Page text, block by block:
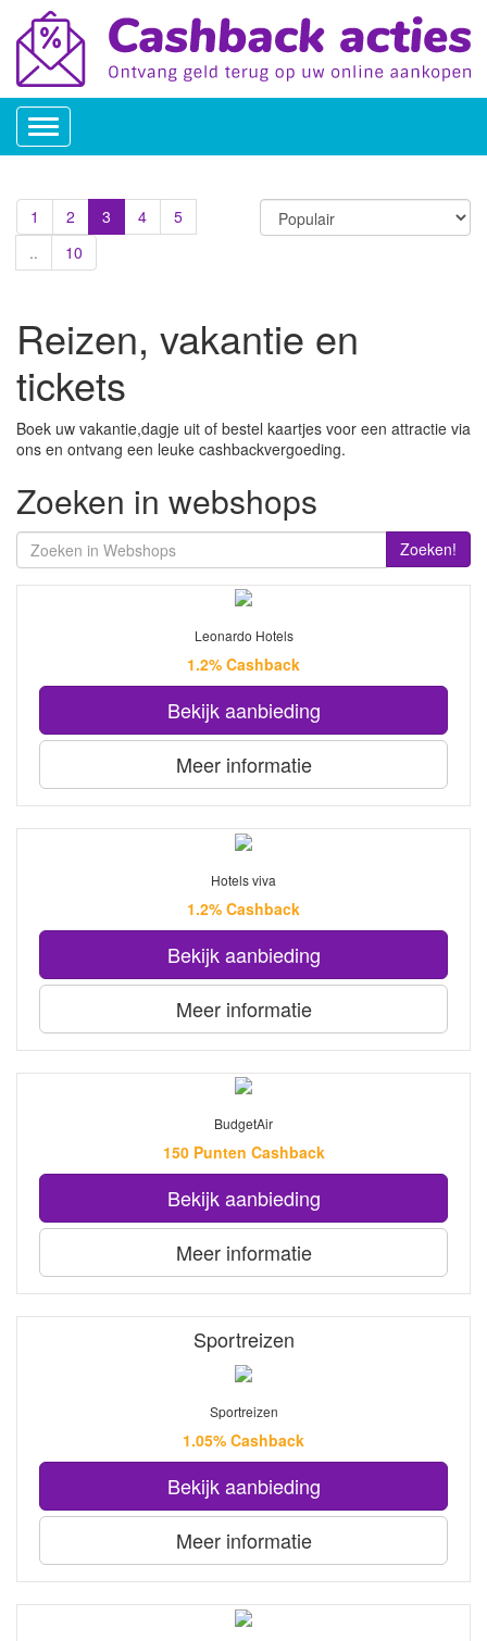
Toggle
navigation
1 2 3 4
5
..
10
Reizen, vakantie en
tickets
Boek uw vakantie,dagje uit of bestel kaartjes voor een attractie via
ons en ontvang een leuke cashbackvergoeding.
Zoeken in webshops
Zoeken!
Leonardo Hotels
1.2% Cashback
Bekijk aanbieding
Meer informatie
Hotels viva
1.2% Cashback
Bekijk aanbieding
Meer informatie
BudgetAir
150 Punten Cashback
Bekijk aanbieding
Meer informatie
Sportreizen
Sportreizen
1.05% Cashback
Bekijk aanbieding
Meer informatie